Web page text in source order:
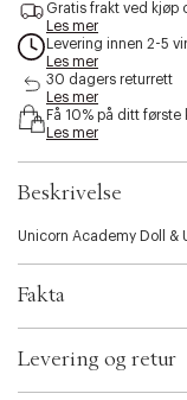
c
c
e
s
s
i
i
l
t
v
i
Gratis frakt ved kjøp
Les mer
Levering innen 2-5
Les mer
30 dagers returrett
Les mer
Få 10% på ditt
Les mer
Beskrivelse
Unicorn Academy Doll &
Fakta
EAN: 681147061934
Levering og retur